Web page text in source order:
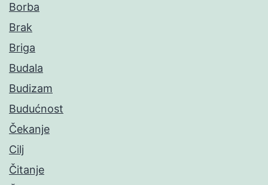
Borba
Brak
Briga
Budala
Budizam
Budućnost
Čekanje
Cilj
Čitanje